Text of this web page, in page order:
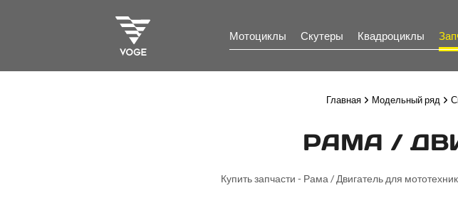
Мотоциклы Скутеры Квадроциклы
Главная Модельный ряд
РАМА /
Купить запчасти - Рама / Двигатель для